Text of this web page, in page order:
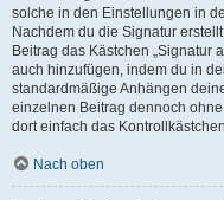
solche in den Einstellungen in
Nachdem du die Signatur
Beitrag das Kästchen „Signatur
auch hinzufügen, indem du in
standardmäßige Anhängen
einzelnen Beitrag dennoch
dort einfach das
Nach oben